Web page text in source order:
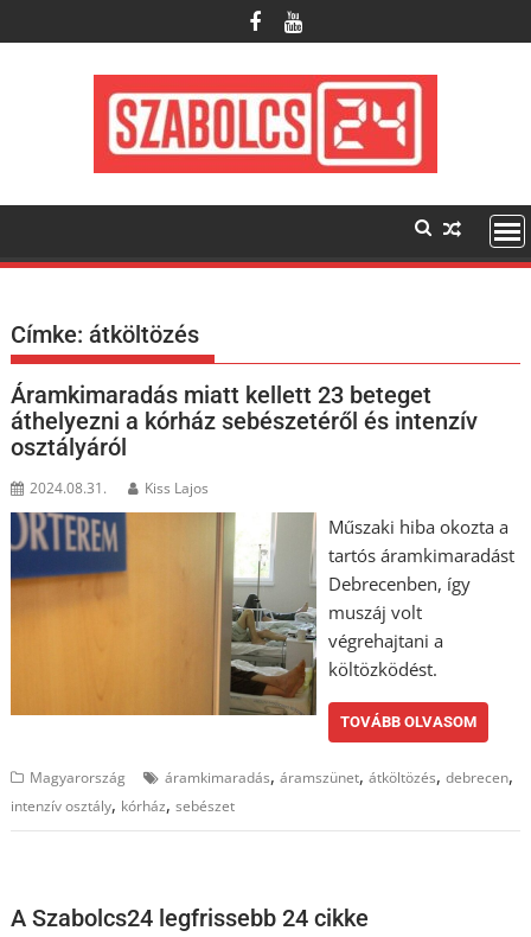
to
Címke:átköltözés
Áramkimaradás miatt kellett 23 beteget
áthelyezni a kórház sebészetéről és intenzív
osztályáról
2024.08.31. Kiss Lajos
Műszaki hiba okozta a
tartós áramkimaradást
Debrecenben, így
muszáj volt
végrehajtani a
költözködést.
TOVÁBB OLVASOM
Magyarország áramkimaradás,áramszünet,átköltözés,debrecen,
intenzív osztály, kórház,sebészet
A Szabolcs24 legfrissebb 24 cikke